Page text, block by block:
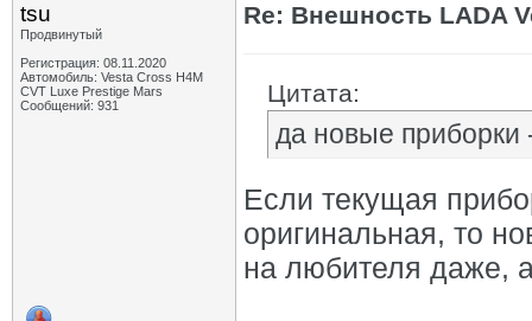
tsu
Продвинутый
Регистрация: 08.11.2020
Автомобиль: Vesta Cross H4M
CVT Luxe Prestige Mars
Сообщений: 931
Re: Внешность LADA
Цитата:
да новые приборки
Если текущая
оригинальная, то
на любителя даже,